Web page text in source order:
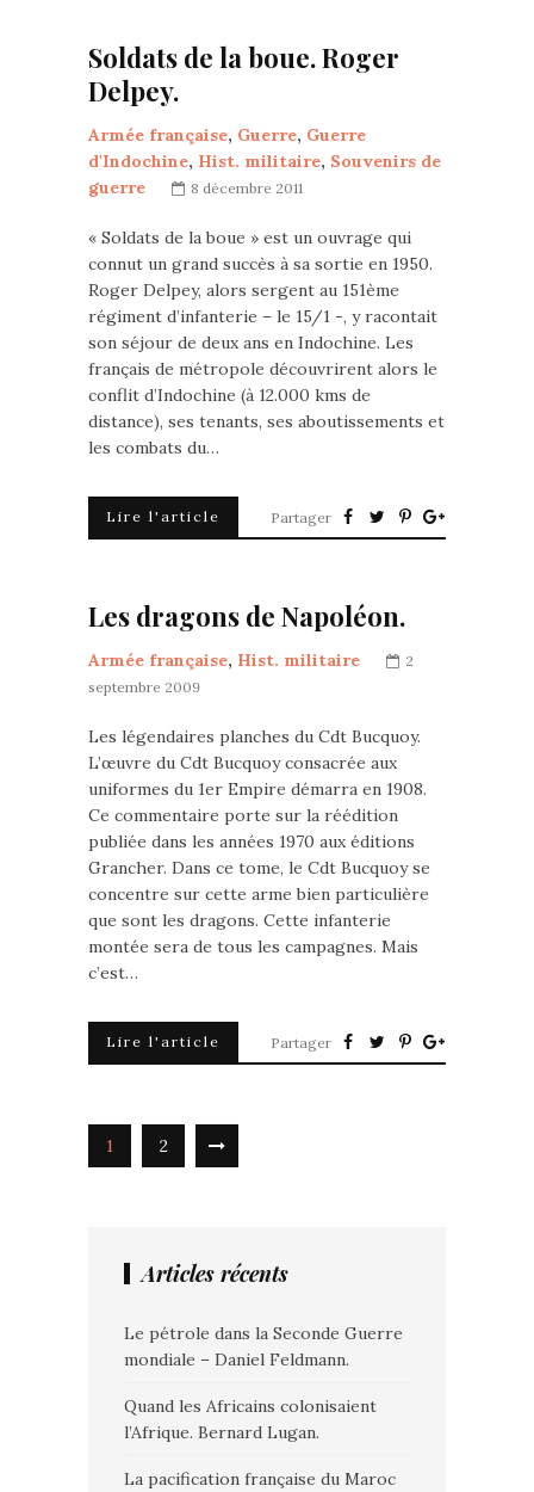
Soldats de la boue. Roger
Delpey.
Armée française, Guerre, Guerre
d'Indochine, Hist. militaire, Souvenirs de
guerre
8 décembre 2011
« Soldats de la boue » est un ouvrage qui
connut un grand succès à sa sortie en 1950.
Roger Delpey, alors sergent au 151ème
régiment d’infanterie – le 15/1 -, y racontait
son séjour de deux ans en Indochine. Les
français de métropole découvrirent alors le
conflit d’Indochine (à 12.000 kms de
distance), ses tenants, ses aboutissements et
les combats du…
Lire l'article Partager
Les dragons de Napoléon.
Armée française, Hist. militaire
2
septembre 2009
Les légendaires planches du Cdt Bucquoy.
L’œuvre du Cdt Bucquoy consacrée aux
uniformes du 1er Empire démarra en 1908.
Ce commentaire porte sur la réédition
publiée dans les années 1970 aux éditions
Grancher. Dans ce tome, le Cdt Bucquoy se
concentre sur cette arme bien particulière
que sont les dragons. Cette infanterie
montée sera de tous les campagnes. Mais
c’est…
Lire l'article Partager
1 2
Articles récents
Le pétrole dans la Seconde Guerre
mondiale – Daniel Feldmann.
Quand les Africains colonisaient
l’Afrique. Bernard Lugan.
La pacification française du Maroc